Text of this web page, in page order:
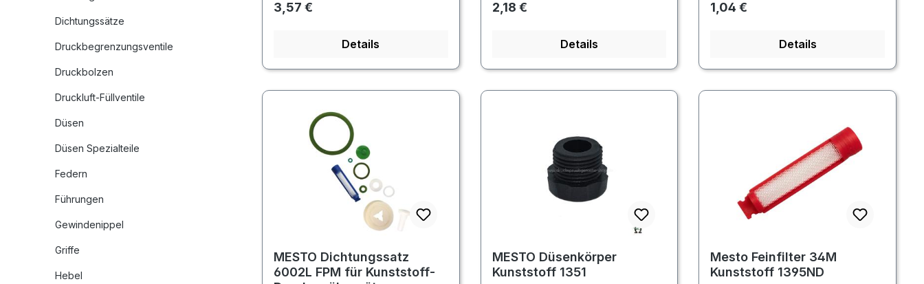
Dichtungssätze
Druckbegrenzungsventile
Druckbolzen
Druckluft-Füllventile
Düsen
Düsen Spezialteile
Federn
Führungen
Gewindenippel
Griffe
Hebel
Regulärer Preis:
3,57 €
Details
Regulärer Preis:
2,18 €
Details
Regulärer Preis:
1,04 €
Details
MESTO Dichtungssatz
6002L FPM für Kunststoff-
MESTO Düsenkörper
Kunststoff 1351
Mesto Feinfilter 34M
Kunststoff 1395ND